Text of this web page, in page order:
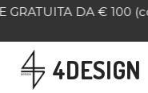
4DESIGN
GRATUITA DA € 100